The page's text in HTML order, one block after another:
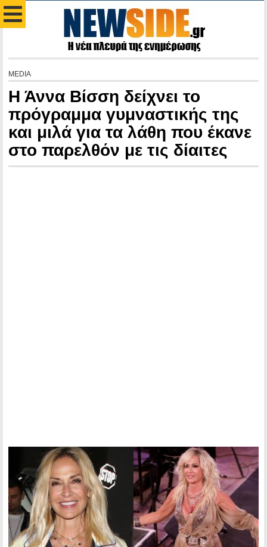
MEDIA
Η Άννα Βίσση δείχνει το
πρόγραμμα γυμναστικής της
και μιλά για τα λάθη που έκανε
στο παρελθόν με τις δίαιτες